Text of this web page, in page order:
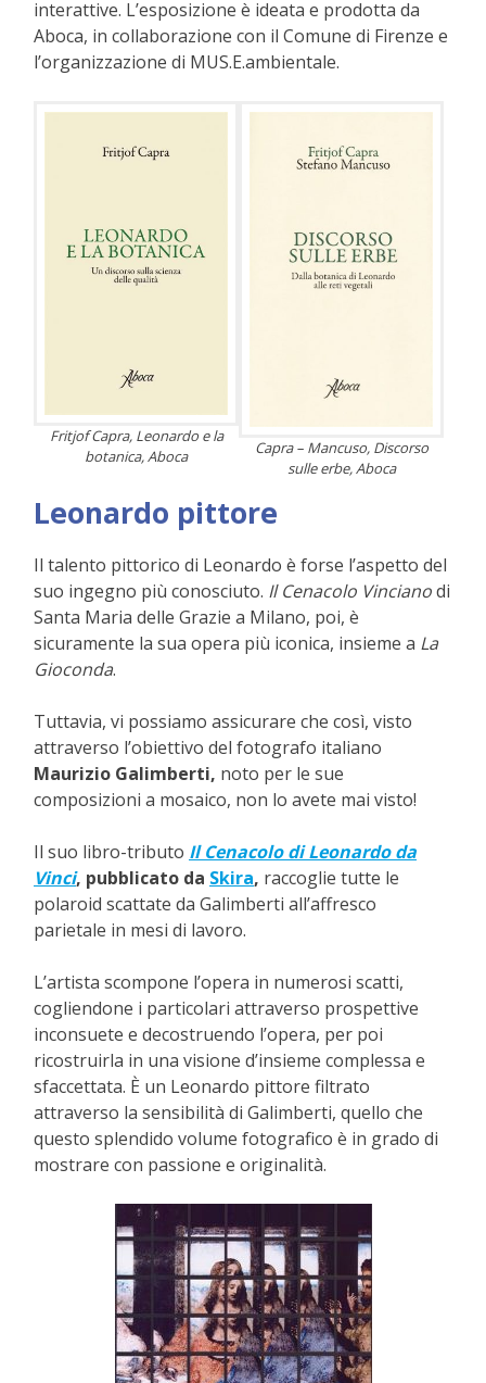
interattive. L’esposizione è ideata e prodotta da
Aboca, in collaborazione con il Comune di Firenze e
l’organizzazione di MUS.E.ambientale.
Fritjof Capra, Leonardo e la
botanica, Aboca
Capra – Mancuso, Discorso
sulle erbe, Aboca
Leonardo pittore
Il talento pittorico di Leonardo è forse l’aspetto del
suo ingegno più conosciuto. Il Cenacolo Vincianodi
Santa Maria delle Grazie a Milano, poi, è
sicuramente la sua opera più iconica, insieme a La
Gioconda.
Tuttavia, vi possiamo assicurare che così, visto
attraverso l’obiettivo del fotografo italiano
Maurizio Galimberti, noto per le sue
composizioni a mosaico, non lo avete mai visto!
Il suo libro-tributo Il Cenacolo di Leonardo da
Vinci, pubblicato da Skira, raccoglie tutte le
polaroid scattate da Galimberti all’affresco
parietale in mesi di lavoro.
L’artista scompone l’opera in numerosi scatti,
cogliendone i particolari attraverso prospettive
inconsuete e decostruendo l’opera, per poi
ricostruirla in una visione d’insieme complessa e
sfaccettata. È un Leonardo pittore filtrato
attraverso la sensibilità di Galimberti, quello che
questo splendido volume fotografico è in grado di
mostrare con passione e originalità.